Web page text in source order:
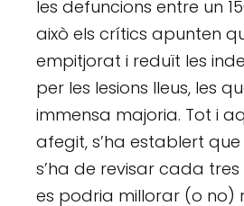
les defuncions entre un
això els crítics apunten
empitjorat i reduït les
per les lesions lleus, les
immensa majoria. Tot i
afegit, s’ha establert
s’ha de revisar cada
es podria millorar (o no)